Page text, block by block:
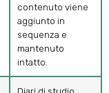
contenuto viene
aggiunto in
sequenza e
mantenuto
intatto.